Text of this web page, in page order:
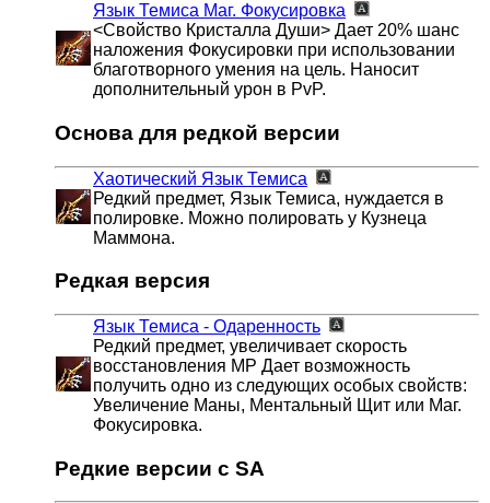
Язык Темиса Маг. Фокусировка
<Свойство Кристалла Души> Дает 20% шанс
наложения Фокусировки при использовании
благотворного умения на цель. Наносит
дополнительный урон в PvP.
Основа для редкой версии
Хаотический Язык Темиса
Редкий предмет, Язык Темиса, нуждается в
полировке. Можно полировать у Кузнеца
Маммона.
Редкая версия
Язык Темиса - Одаренность
Редкий предмет, увеличивает скорость
восстановления MP Дает возможность
получить одно из следующих особых свойств:
Увеличение Маны, Ментальный Щит или Маг.
Фокусировка.
Редкие версии с SA